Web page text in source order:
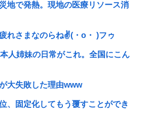
地で発熱。現地の医療リソース消
れさまなのらね✌(・o・ )フゥ
人姉妹の日常がこれ。全国にこん
大失敗した理由www
、固定化してもう覆すことができ